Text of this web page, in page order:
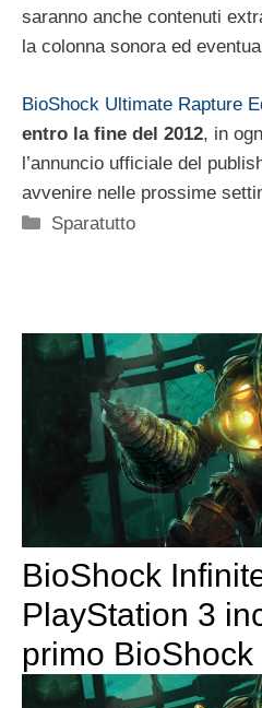
saranno anche contenuti
la colonna sonora ed
BioShock Ultimate Rapture
entro la fine del 2012, in
l’annuncio ufficiale del
avvenire nelle prossime
Categorie
Sparatutto
BioShock
PlayStation 3
primo